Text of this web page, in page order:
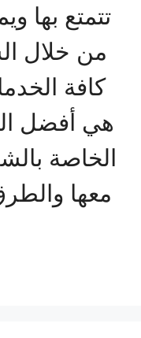
تتمتع بها
من خلال
كافة
هي أفضل
الخاصة
معها